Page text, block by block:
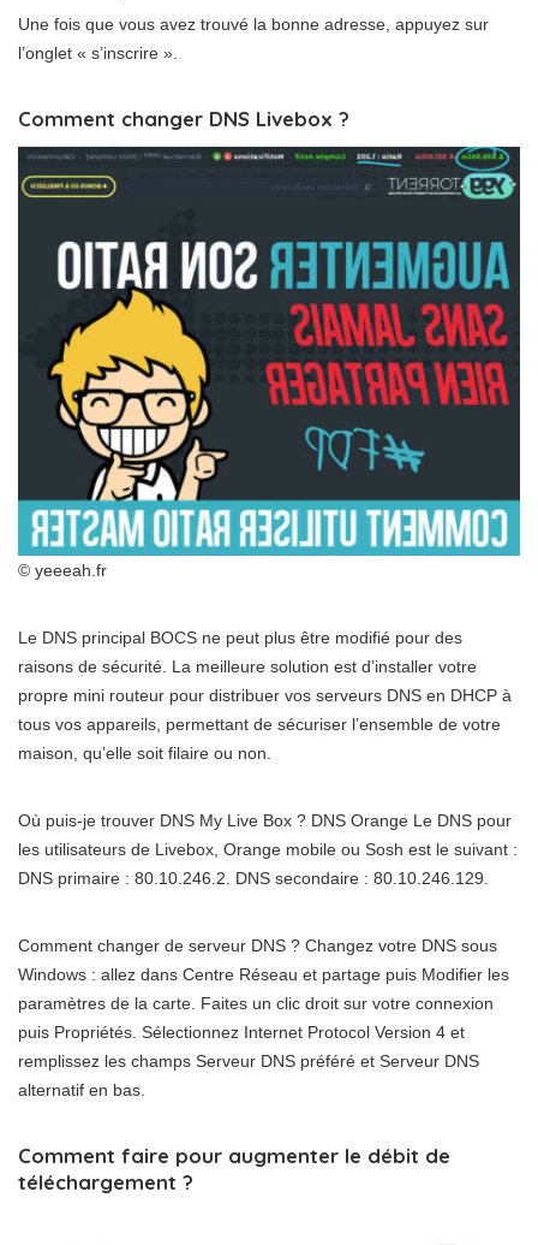
Une fois que vous avez trouvé la bonne adresse, appuyez sur
l’onglet « s’inscrire ».
Comment changer DNS Livebox ?
© yeeeah.fr
Le DNS principal BOCS ne peut plus être modifié pour des
raisons de sécurité. La meilleure solution est d’installer votre
propre mini routeur pour distribuer vos serveurs DNS en DHCP à
tous vos appareils, permettant de sécuriser l’ensemble de votre
maison, qu’elle soit filaire ou non.
Où puis-je trouver DNS My Live Box ? DNS Orange Le DNS pour
les utilisateurs de Livebox, Orange mobile ou Sosh est le suivant :
DNS primaire : 80.10.246.2. DNS secondaire : 80.10.246.129.
Comment changer de serveur DNS ? Changez votre DNS sous
Windows : allez dans Centre Réseau et partage puis Modifier les
paramètres de la carte. Faites un clic droit sur votre connexion
puis Propriétés. Sélectionnez Internet Protocol Version 4 et
remplissez les champs Serveur DNS préféré et Serveur DNS
alternatif en bas.
Comment faire pour augmenter le débit de
téléchargement ?